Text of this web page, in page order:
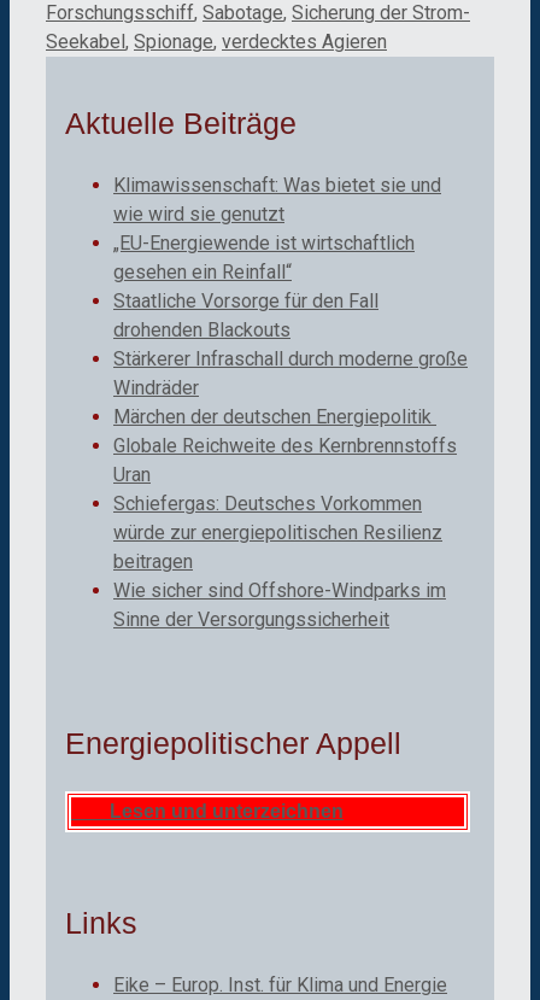
Forschungsschiff, Sabotage, Sicherung der Strom-
Seekabel, Spionage, verdecktes Agieren
Aktuelle Beiträge
Klimawissenschaft: Was bietet sie und
wie wird sie genutzt
„EU-Energiewende ist wirtschaftlich
gesehen ein Reinfall“
Staatliche Vorsorge für den Fall
drohenden Blackouts
Stärkerer Infraschall durch moderne große
Windräder
Märchen der deutschen Energiepolitik
Globale Reichweite des Kernbrennstoffs
Uran
Schiefergas: Deutsches Vorkommen
würde zur energiepolitischen Resilienz
beitragen
Wie sicher sind Offshore-Windparks im
Sinne der Versorgungssicherheit
Energiepolitischer Appell
Lesen und unterzeichnen
Links
Eike – Europ. Inst. für Klima und Energie